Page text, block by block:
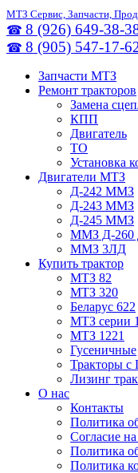
МТЗ Сервис, Запчасти,
☎ 8 (926) 649-38-
☎ 8 (905) 547-17-
Запчасти МТЗ
Ремонт тракторов
Замена
КПП
Двигатель
ТО
Установка
Двигатели МТЗ
Д-242 ММЗ
Д-243 ММЗ
Д-245 ММЗ
ММЗ Д-260
ММЗ 3ЛД
Купить трактор
МТЗ 82
МТЗ 320
Беларус 622
МТЗ серии
МТЗ 1221
Гусеничные
Тракторы с
Лизинг
О нас
Контакты
Политика
Согласие
Политика
Политика